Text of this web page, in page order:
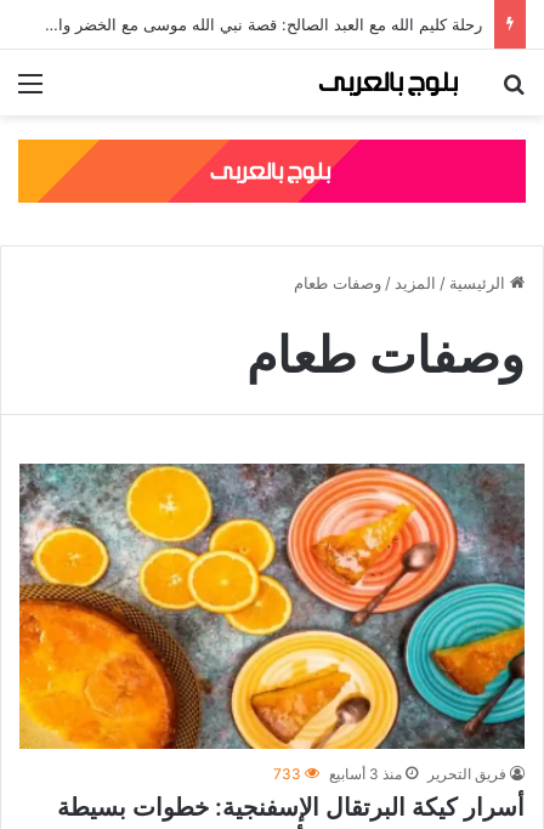
جلال الدين الرومي: قصته، نسبه، وأشهر مؤلفاته الصوفية
بحث عن
الرئيسية / المزيد / وصفات طعام
وصفات طعام
فريق التحرير منذ 3 أسابيع 733
أسرار كيكة البرتقال الإسفنجية: خطوات بسيطة